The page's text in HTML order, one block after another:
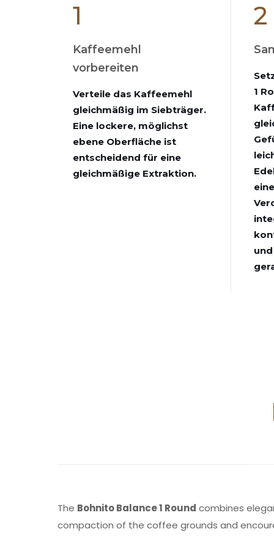
1
Kaffeemehl
vorbereiten
Verteile das Kaffeemehl
gleichmäßig im Siebträger.
Eine lockere, möglichst
ebene Oberfläche ist
entscheidend für eine
gleichmäßige Extraktion.
2
1
The Bohnito Balance 1 Round combines
compaction of the coffee grounds and